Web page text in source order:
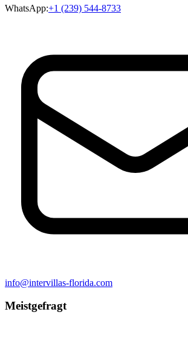
WhatsApp:+1 (239) 544-8733
info@intervillas-florida.com
Meistgefragt